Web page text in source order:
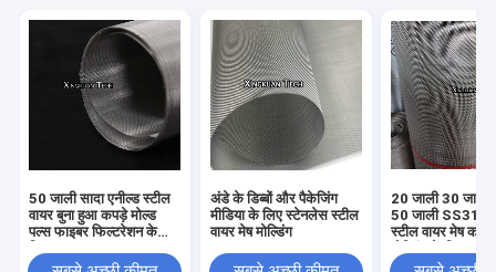
50 जाली सादा एनील्ड स्टील
वायर बुना हुआ कपड़े मोल्ड
पल्स फाइबर फिल्टरेशन के
अंडे के डिब्बों और पैकेजिंग
मीडिया के लिए स्टेनलेस स्टील
वायर मेष मोल्डिंग
20 जाली 30 जाली
50 जाली SS316
स्टील वायर मेष